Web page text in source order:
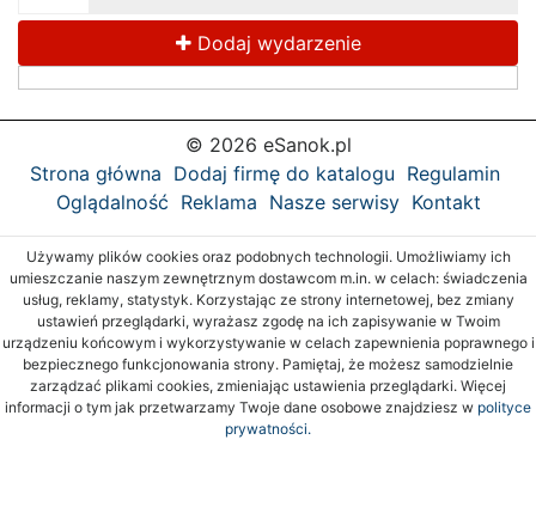
Dodaj wydarzenie
© 2026 eSanok.pl
Strona główna Dodaj firmę do katalogu Regulamin
Oglądalność Reklama Nasze serwisy Kontakt
Używamy plików cookies oraz podobnych technologii. Umożliwiamy ich
umieszczanie naszym zewnętrznym dostawcom m.in. w celach: świadczenia
usług, reklamy, statystyk. Korzystając ze strony internetowej, bez zmiany
ustawień przeglądarki, wyrażasz zgodę na ich zapisywanie w Twoim
urządzeniu końcowym i wykorzystywanie w celach zapewnienia poprawnego i
bezpiecznego funkcjonowania strony. Pamiętaj, że możesz samodzielnie
zarządzać plikami cookies, zmieniając ustawienia przeglądarki. Więcej
informacji o tym jak przetwarzamy Twoje dane osobowe znajdziesz w polityce
prywatności.